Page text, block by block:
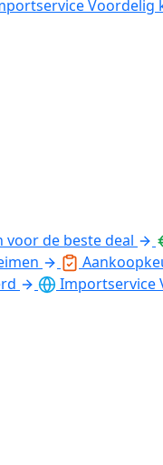
Voordelig
de beste deal
Importservice